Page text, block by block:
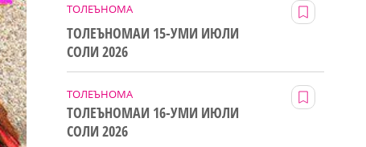
ТОЛЕЪНОМА
ТОЛЕЪНОМАИ 15-УМИ ИЮЛИ
СОЛИ 2026
ТОЛЕЪНОМА
ТОЛЕЪНОМАИ 16-УМИ ИЮЛИ
СОЛИ 2026